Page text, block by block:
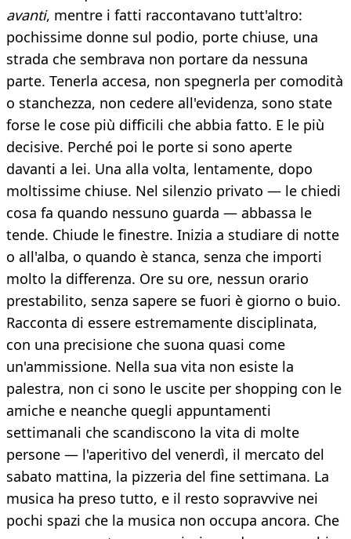
avanti, mentre i fatti raccontavano tutt'altro:
pochissime donne sul podio, porte chiuse, una
strada che sembrava non portare da nessuna
parte. Tenerla accesa, non spegnerla per comodità
o stanchezza, non cedere all'evidenza, sono state
forse le cose più difficili che abbia fatto. E le più
decisive. Perché poi le porte si sono aperte
davanti a lei. Una alla volta, lentamente, dopo
moltissime chiuse. Nel silenzio privato — le chiedi
cosa fa quando nessuno guarda — abbassa le
tende. Chiude le finestre. Inizia a studiare di notte
o all'alba, o quando è stanca, senza che importi
molto la differenza. Ore su ore, nessun orario
prestabilito, senza sapere se fuori è giorno o buio.
Racconta di essere estremamente disciplinata,
con una precisione che suona quasi come
un'ammissione. Nella sua vita non esiste la
palestra, non ci sono le uscite per shopping con le
amiche e neanche quegli appuntamenti
settimanali che scandiscono la vita di molte
persone — l'aperitivo del venerdì, il mercato del
sabato mattina, la pizzeria del fine settimana. La
musica ha preso tutto, e il resto sopravvive nei
pochi spazi che la musica non occupa ancora. Che